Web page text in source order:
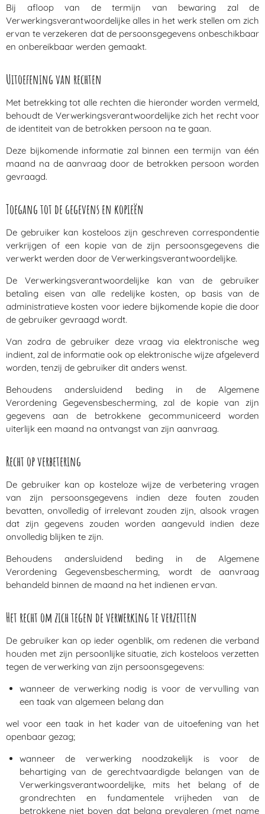
Bij afloop van de termijn van bewaring zal de
Verwerkingsverantwoordelijke alles in het werk stellen om zich
ervan te verzekeren dat de persoonsgegevens onbeschikbaar
en onbereikbaar werden gemaakt.
Uitoefening van rechten
Met betrekking tot alle rechten die hieronder worden vermeld,
behoudt de Verwerkingsverantwoordelijke zich het recht voor
de identiteit van de betrokken persoon na te gaan.
Deze bijkomende informatie zal binnen een termijn van één
maand na de aanvraag door de betrokken persoon worden
gevraagd.
Toegang tot de gegevens en kopieën
De gebruiker kan kosteloos zijn geschreven correspondentie
verkrijgen of een kopie van de zijn persoonsgegevens die
verwerkt werden door de Verwerkingsverantwoordelijke.
De Verwerkingsverantwoordelijke kan van de gebruiker
betaling eisen van alle redelijke kosten, op basis van de
administratieve kosten voor iedere bijkomende kopie die door
de gebruiker gevraagd wordt.
Van zodra de gebruiker deze vraag via elektronische weg
indient, zal de informatie ook op elektronische wijze afgeleverd
worden, tenzij de gebruiker dit anders wenst.
Behoudens andersluidend beding in de Algemene
Verordening Gegevensbescherming, zal de kopie van zijn
gegevens aan de betrokkene gecommuniceerd worden
uiterlijk een maand na ontvangst van zijn aanvraag.
Recht op verbetering
De gebruiker kan op kosteloze wijze de verbetering vragen
van zijn persoonsgegevens indien deze fouten zouden
bevatten, onvolledig of irrelevant zouden zijn, alsook vragen
dat zijn gegevens zouden worden aangevuld indien deze
onvolledig blijken te zijn.
Behoudens andersluidend beding in de Algemene
Verordening Gegevensbescherming, wordt de aanvraag
behandeld binnen de maand na het indienen ervan.
Het recht om zich tegen de verwerking te verzetten
De gebruiker kan op ieder ogenblik, om redenen die verband
houden met zijn persoonlijke situatie, zich kosteloos verzetten
tegen de verwerking van zijn persoonsgegevens:
wanneer de verwerking nodig is voor de vervulling van
een taak van algemeen belang dan
wel voor een taak in het kader van de uitoefening van het
openbaar gezag;
wanneer de verwerking noodzakelijk is voor de
behartiging van de gerechtvaardigde belangen van de
Verwerkingsverantwoordelijke, mits het belang of de
grondrechten en fundamentele vrijheden van de
betrokkene niet boven dat belang prevaleren (met name